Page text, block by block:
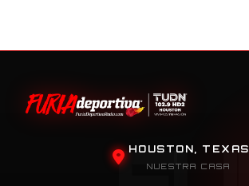
HOUSTON, TEXAS
NUESTRA CASA